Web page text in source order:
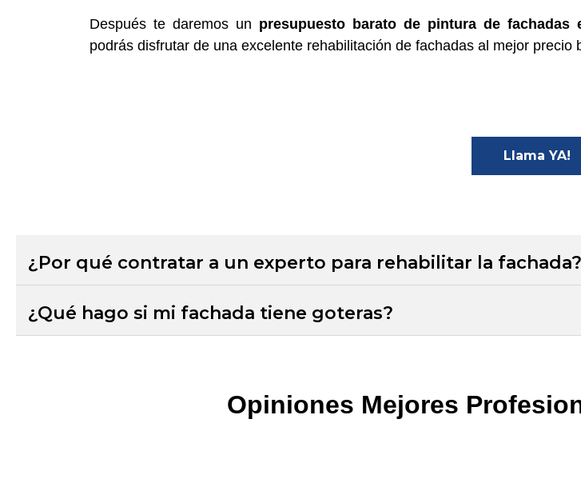
Después te daremos un presupuesto barato de pintura de fachadas
podrás disfrutar de una excelente rehabilitación de fachadas al mejor precio
Llama YA!
¿Por qué contratar a un experto para rehabilitar la fachada?
¿Qué hago si mi fachada tiene goteras?
Opiniones Mejores